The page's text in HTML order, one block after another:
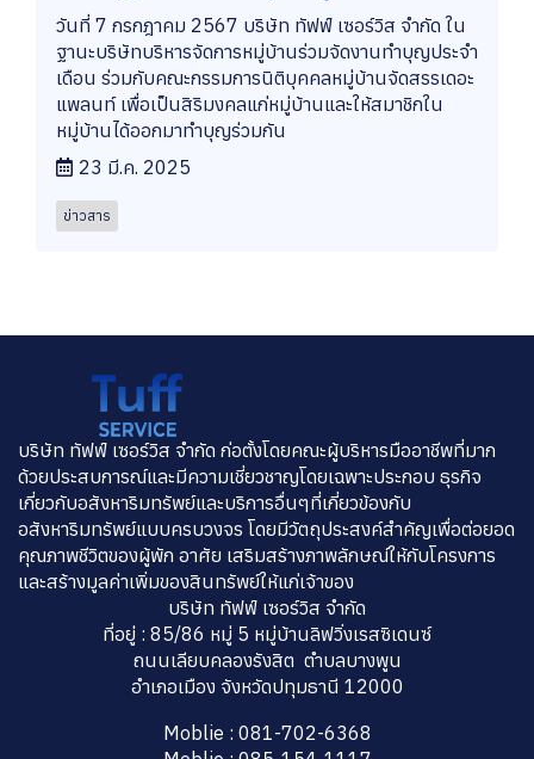
วันที่ 7 กรกฎาคม 2567 บริษัท ทัฟฟ์ เซอร์วิส จำกัด ใน
ฐานะบริษัทบริหารจัดการหมู่บ้านร่วมจัดงานทำบุญประจำ
เดือน ร่วมกับคณะกรรมการนิติบุคคลหมู่บ้านจัดสรรเดอะ
แพลนท์ เพื่อเป็นสิริมงคลแก่หมู่บ้านและให้สมาชิกใน
หมู่บ้านได้ออกมาทำบุญร่วมกัน
23 มี.ค. 2025
ข่าวสาร
บริษัท ทัฟฟ์ เซอร์วิส จำกัด ก่อตั้งโดยคณะผู้บริหารมืออาชีพที่มาก
ด้วยประสบการณ์และมีความเชี่ยวชาญโดยเฉพาะประกอบ ธุรกิจ
เกี่ยวกับอสังหาริมทรัพย์และบริการอื่นๆที่เกี่ยวข้องกับ
อสังหาริมทรัพย์แบบครบวงจร โดยมีวัตถุประสงค์สำคัญเพื่อต่อยอด
คุณภาพชีวิตของผู้พัก อาศัย เสริมสร้างภาพลักษณ์ให้กับโครงการ
และสร้างมูลค่าเพิ่มของสินทรัพย์ให้แก่เจ้าของ
บริษัท ทัฟฟ์ เซอร์วิส จำกัด
ที่อยู่ : 85/86 หมู่ 5 หมู่บ้านลิฟวิ่งเรสซิเดนซ์
ถนนเลียบคลองรังสิต ตำบลบางพูน
อำเภอเมือง จังหวัดปทุมธานี 12000
Moblie : 081-702-6368